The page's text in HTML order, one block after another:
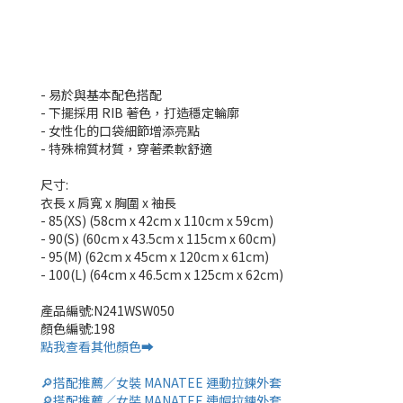
- 易於與基本配色搭配
- 下擺採用 RIB 著色，打造穩定輪廓
- 女性化的口袋細節增添亮點
- 特殊棉質材質，穿著柔軟舒適
尺寸:
衣長 x 肩寬 x 胸圍 x 袖長
- 85(XS) (58cm x 42cm x 110cm x 59cm)
- 90(S) (60cm x 43.5cm x 115cm x 60cm)
- 95(M) (62cm x 45cm x 120cm x 61cm)
- 100(L) (64cm x 46.5cm x 125cm x 62cm)
產品編號:N241WSW050
顏色編號:198
點我查看其他顏色➡️
🔎搭配推薦／女裝 MANATEE 運動拉鍊外套